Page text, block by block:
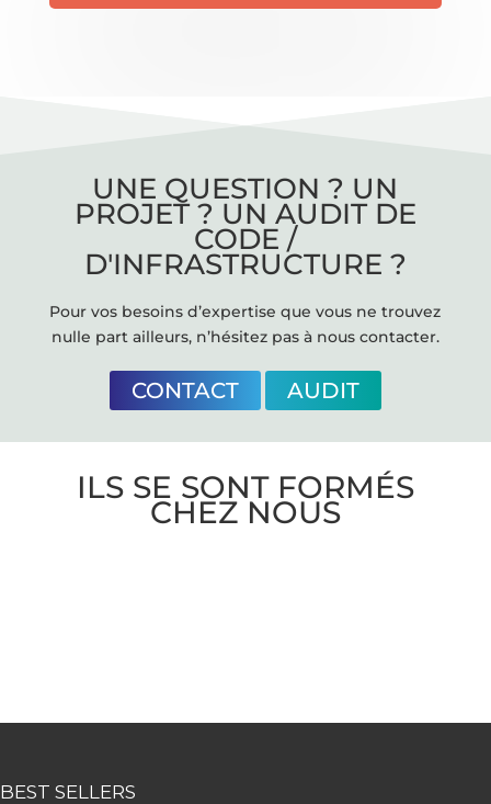
UNE QUESTION ? UN
PROJET ? UN AUDIT DE
CODE /
D'INFRASTRUCTURE ?
Pour vos besoins d’expertise que vous ne trouvez
nulle part ailleurs, n’hésitez pas à nous contacter.
CONTACT AUDIT
ILS SE SONT FORMÉS
CHEZ NOUS
BEST SELLERS